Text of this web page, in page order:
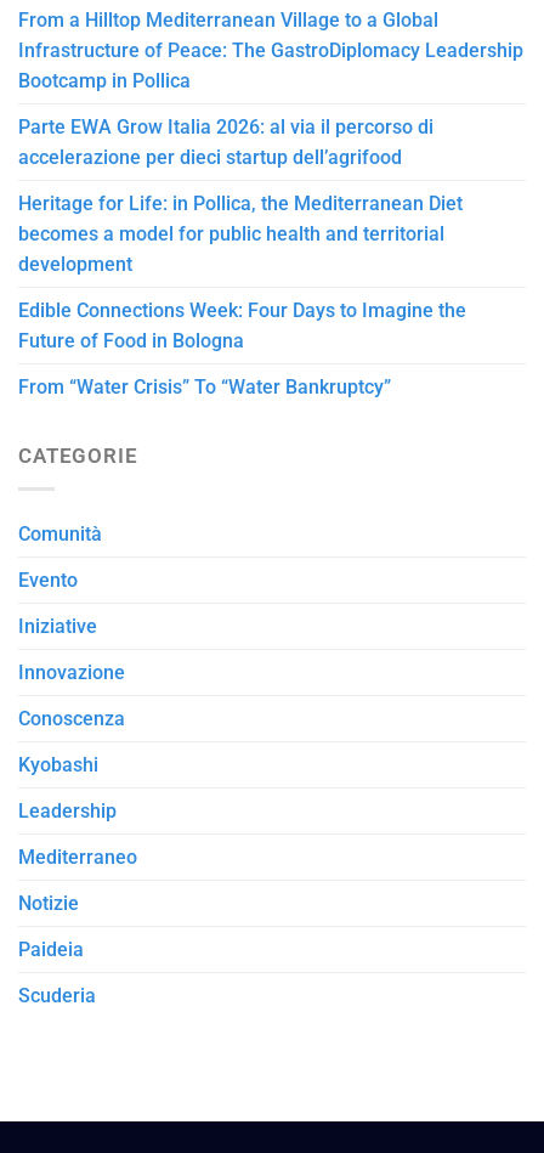
From a Hilltop Mediterranean Village to a Global
Infrastructure of Peace: The GastroDiplomacy Leadership
Bootcamp in Pollica
Parte EWA Grow Italia 2026: al via il percorso di
accelerazione per dieci startup dell’agrifood
Heritage for Life: in Pollica, the Mediterranean Diet
becomes a model for public health and territorial
development
Edible Connections Week: Four Days to Imagine the
Future of Food in Bologna
From “Water Crisis” To “Water Bankruptcy”
CATEGORIE
Comunità
Evento
Iniziative
Innovazione
Conoscenza
Kyobashi
Leadership
Mediterraneo
Notizie
Paideia
Scuderia